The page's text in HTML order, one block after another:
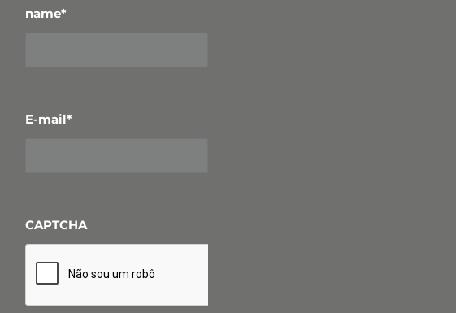
name*
E-mail*
CAPTCHA